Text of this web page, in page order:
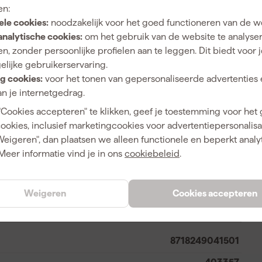
cookies: noodzakelijk voor het goed functioneren van de
cookies: om het gebruik van de website te
zonder persoonlijke profielen aan te leggen. Dit biedt voor
gebruikerservaring.
cookies: voor het tonen van gepersonaliseerde advertenties
je internetgedrag.
accepteren" te klikken, geef je toestemming voor het
inclusief marketingcookies voor
dan plaatsen we alleen functionele en beperkt
informatie vind je in ons cookiebeleid.
Cookies accepteren
Weigeren
L
8718249041501